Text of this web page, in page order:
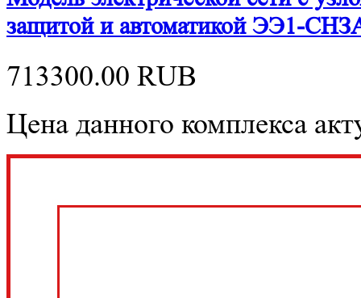
защитой и автоматикой ЭЭ1-
713300.00 RUB
Цена данного комплекса